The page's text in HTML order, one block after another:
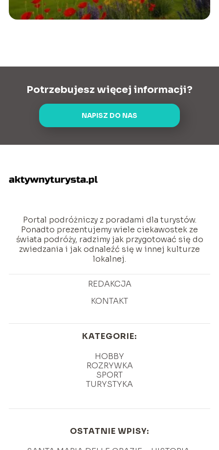
Potrzebujesz więcej informacji?
NAPISZ DO NAS
Portal podróżniczy z poradami dla turystów.
Ponadto prezentujemy wiele ciekawostek ze
świata podróży, radzimy jak przygotować się do
zwiedzania i jak odnaleźć się w innej kulturze
lokalnej.
REDAKCJA
KONTAKT
KATEGORIE:
HOBBY
ROZRYWKA
SPORT
TURYSTYKA
OSTATNIE WPISY: